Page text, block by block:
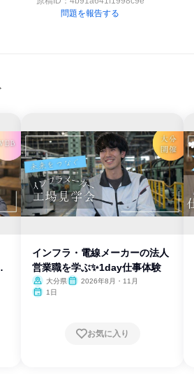
問題を報告する
インフラ・電線メーカーの法人
営業職を学ぶ✨1day仕事体験
大分県
2026年8月・11月
1日
お気に入り